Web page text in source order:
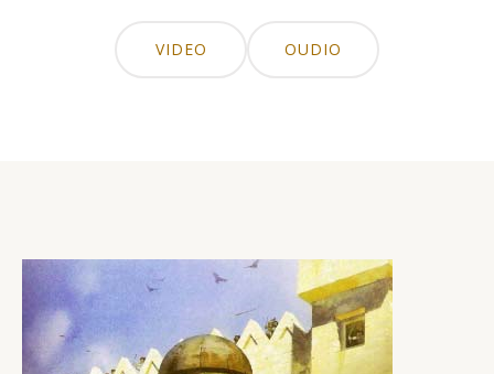
VIDEO OUDIO